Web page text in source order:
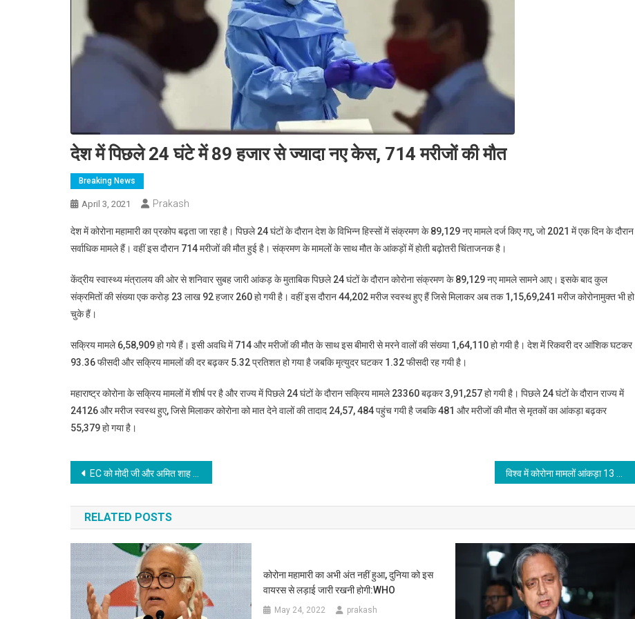
देश में पिछले 24 घंटे में 89 हजार से ज्यादा नए केस, 714 मरीजों की मौत
Breaking News
April 3, 2021 Prakash
देश में कोरोना महामारी का प्रकोप बढ़ता जा रहा है। पिछले 24 घंटों के दौरान देश के विभिन्न हिस्सों में संक्रमण के 89,129 नए मामले दर्ज किए गए, जो 2021 में एक दिन के दौरान
सर्वाधिक मामले हैं। वहीं इस दौरान 714 मरीजों की मौत हुई है। संक्रमण के मामलों के साथ मौत के आंकड़ों में होती बढ़ोतरी चिंताजनक है।
केंद्रीय स्वास्थ्य मंत्रालय की ओर से शनिवार सुबह जारी आंकड़ के मुताबिक पिछले 24 घंटों के दौरान कोरोना संक्रमण के 89,129 नए मामले सामने आए। इसके बाद कुल
संक्रमितों की संख्या एक करोड़ 23 लाख 92 हजार 260 हो गयी है। वहीं इस दौरान 44,202 मरीज स्वस्थ हुए हैं जिसे मिलाकर अब तक 1,15,69,241 मरीज कोरोनामुक्त भी हो
चुके हैं।
सक्रिय मामले 6,58,909 हो गये हैं। इसी अवधि में 714 और मरीजों की मौत के साथ इस बीमारी से मरने वालों की संख्या 1,64,110 हो गयी है। देश में रिकवरी दर आंशिक घटकर
93.36 फीसदी और सक्रिय मामलों की दर बढ़कर 5.32 प्रतिशत हो गया है जबकि मृत्युदर घटकर 1.32 फीसदी रह गयी है।
महाराष्ट्र कोरोना के सक्रिय मामलों में शीर्ष पर है और राज्य में पिछले 24 घंटों के दौरान सक्रिय मामले 23360 बढ़कर 3,91,257 हो गयी है। पिछले 24 घंटों के दौरान राज्य में
24126 और मरीज स्वस्थ हुए, जिसे मिलाकर कोरोना को मात देने वालों की तादाद 24,57, 484 पहुंच गयी है जबकि 481 और मरीजों की मौत से मृतकों का आंकड़ा बढ़कर
55,379 हो गया है।
Post
navigation
EC को मोदी जी और अमित शाह के प्रचार पर भी लगानी चाहिए बैन ताकि निष्पक्ष चुनाव हो : सुरजेवाला
RELATED POSTS
कोरोना महामारी का अभी अंत नहीं हुआ, दुनिया को इस
वायरस से लड़ाई जारी रखनी होगी:WHO
May 24, 2022 prakash